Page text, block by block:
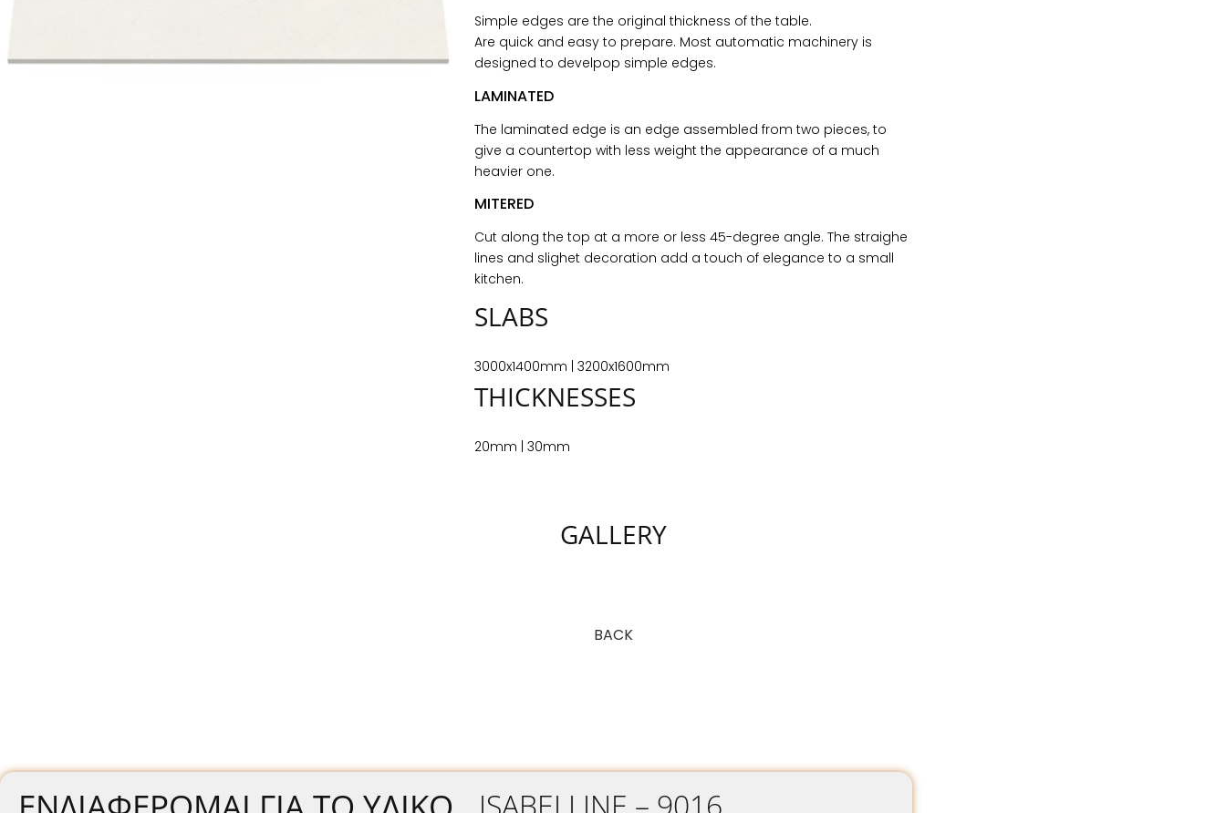
Simple edges are the original thickness of the table.
Are quick and easy to prepare. Most automatic machinery is
designed to develpop simple edges.
LAMINATED
The laminated edge is an edge assembled from two pieces, to
give a countertop with less weight the appearance of a much
heavier one.
MITERED
Cut along the top at a more or less 45-degree angle. The straighe
lines and slighet decoration add a touch of elegance to a small
kitchen.
SLABS
3000x1400mm | 3200x1600mm
THICKNESSES
20mm | 30mm
GALLERY
BACK